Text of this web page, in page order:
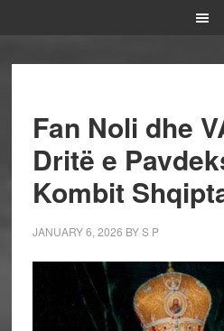
Fan Noli dhe
Dritë e
Kombit
JANUARY 6, 2026 BYS P